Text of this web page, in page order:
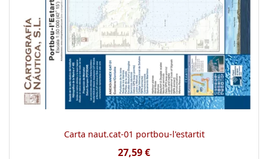
Carta naut.cat-01 portbou-l'estartit
27,59 €